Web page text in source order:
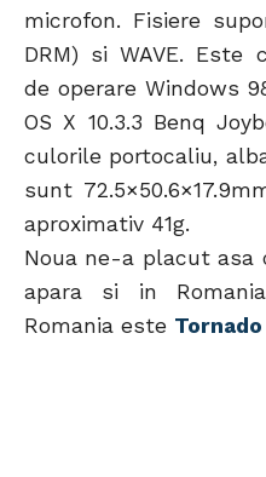
microfon. Fisiere
DRM) si WAVE. Este
de operare Windows
OS X 10.3.3 Benq
culorile portocaliu,
sunt
aproximativ 41g.
Noua ne-a placut asa
apara si in
Romania este